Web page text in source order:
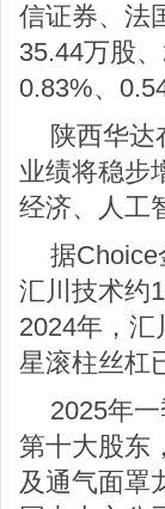
信证券、法
35.44万股
0.83%、
陕西华达
业绩将稳步
经济、人工
据
汇川技术约
2024年，
星滚柱丝杠
2025年
第十大股东
及通气面罩